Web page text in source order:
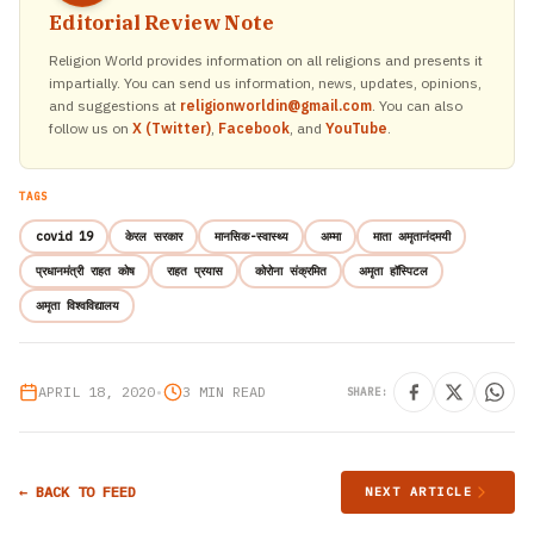
Editorial Review Note
Religion World provides information on all religions and presents it
impartially. You can send us information, news, updates, opinions,
and suggestions at religionworldin@gmail.com. You can also
follow us on X (Twitter), Facebook, and YouTube.
TAGS
covid 19 केरल सरकार मानसिक-स्वास्थ्य अम्मा माता अमृतानंदमयी
प्रधानमंत्री राहत कोष राहत प्रयास कोरोना संक्रमित अमृता हॉस्पिटल
अमृता विश्वविद्यालय
APRIL 18, 2020• 3 MIN READ SHARE:
← BACK TO FEED NEXT ARTICLE